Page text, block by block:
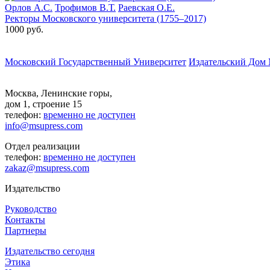
Орлов А.С. Трофимов В.Т. Раевская О.Е.
Ректоры Московского университета (1755–2017)
1000 руб.
Московский Государственный Университет Издательский
Москва, Ленинские горы,
дом 1, строение 15
телефон: временно не доступен
info@msupress.com
Отдел реализации
телефон: временно не доступен
zakaz@msupress.com
Издательство
Руководство
Контакты
Партнеры
Издательство сегодня
Этика